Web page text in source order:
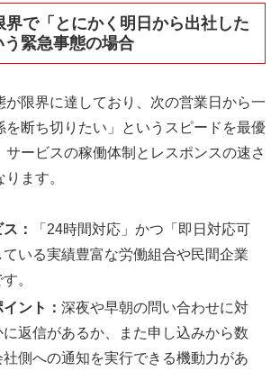
界で「とにかく明日から出社した
う緊急事態の場合
が限界に達しており、次の営業日から一
を断ち切りたい」というスピードを最優
サービスの稼働体制とレスポンスの速さ
ます。
：
「24時間対応」かつ「即日対応可
いる実績豊富な労働組合や民間企業
。
イント：深夜や早朝の問い合わせに対
に返信があるか、また申し込みから数
側への通知を実行できる機動力があ